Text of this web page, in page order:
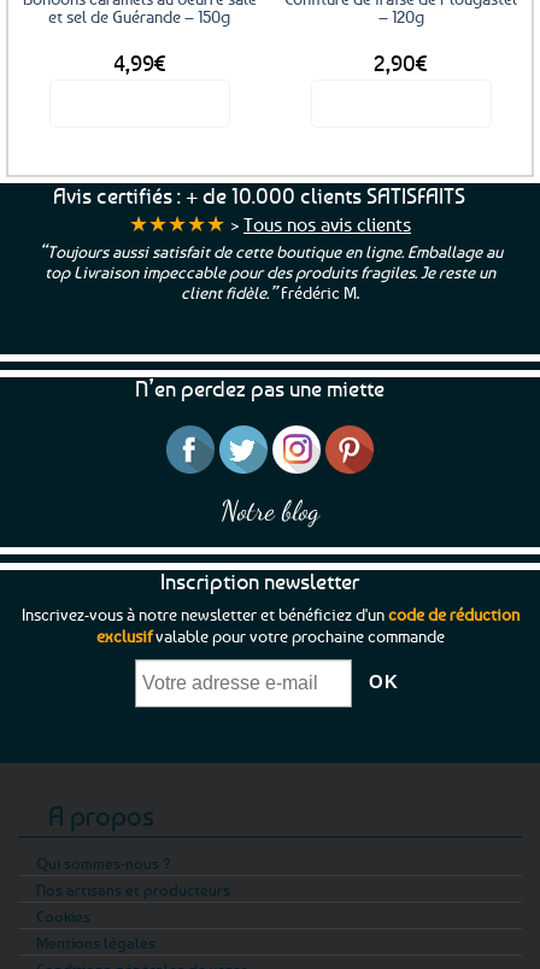
et sel de Guérande – 150g
4,99€
– 120g
2,90€
Avis certifiés : + de 10.000 clients SATISFAITS
★★★★★ > Tous nos avis clients
“Toujours aussi satisfait de cette boutique en ligne. Emballage au
top Livraison impeccable pour des produits fragiles. Je reste un
client fidèle.”Frédéric M.
N’en perdez pas une miette
Notre blog
Inscription newsletter
Inscrivez-vous à notre newsletter et bénéficiez d'uncode de réduction
exclusifvalable pour votre prochaine commande
A propos
Qui sommes-nous ?
Nos artisans et producteurs
Cookies
Mentions légales